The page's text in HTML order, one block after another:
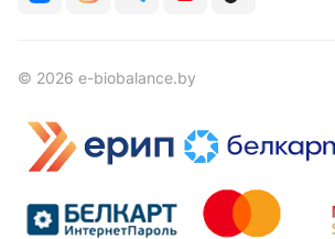
© 2026 e-biobalance.by